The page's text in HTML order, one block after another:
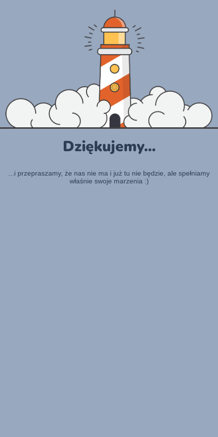
Dziękujemy...
...i przepraszamy, że nas nie ma i już tu nie będzie, ale spełniamy
właśnie swoje marzenia :)